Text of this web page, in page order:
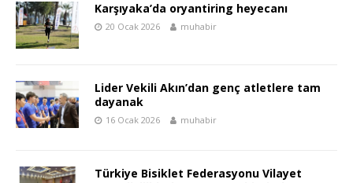
Karşıyaka’da oryantiring heyecanı
20 Ocak 2026 muhabir
Lider Vekili Akın’dan genç atletlere tam
dayanak
16 Ocak 2026 muhabir
Türkiye Bisiklet Federasyonu Vilayet